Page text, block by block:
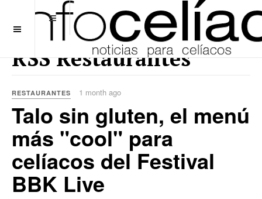
RSS Restaurantes
RESTAURANTES 1 month ago
Talo sin gluten, el menú
más "cool" para
celíacos del Festival
BBK Live